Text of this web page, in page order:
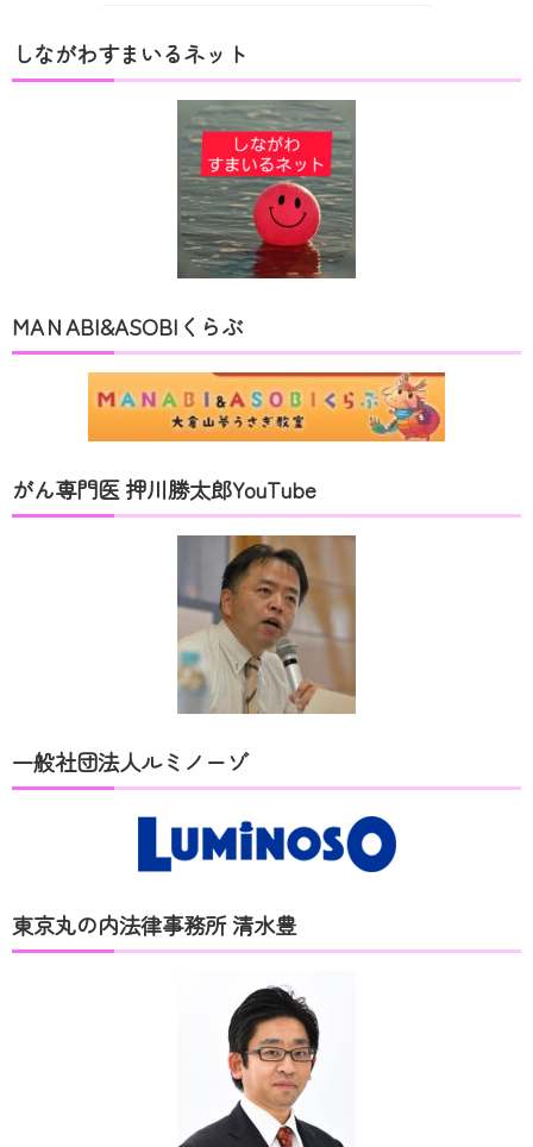
しながわすまいるネット
MAＮABI&ASOBIくらぶ
がん専門医 押川勝太郎YouTube
一般社団法人ルミノーゾ
東京丸の内法律事務所 清水豊